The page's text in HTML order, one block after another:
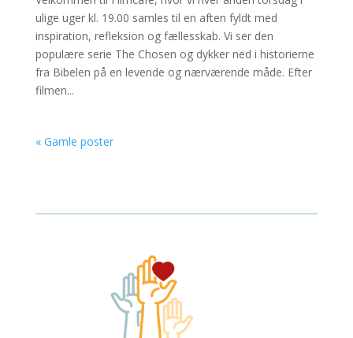
ulige uger kl. 19.00 samles til en aften fyldt med
inspiration, refleksion og fællesskab. Vi ser den
populære serie The Chosen og dykker ned i historierne
fra Bibelen på en levende og nærværende måde. Efter
filmen...
« Gamle poster